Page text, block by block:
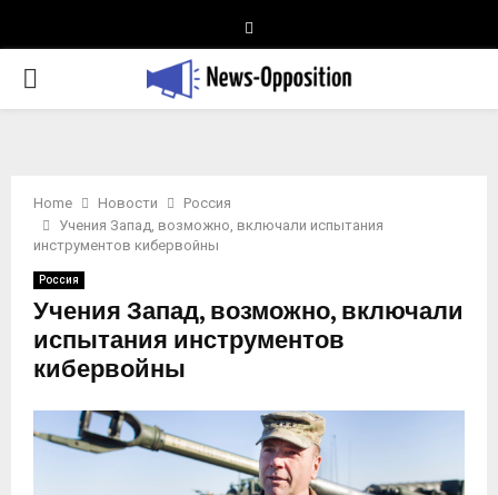
PRIMARY
Home Новости
Россия
Учения Запад, возможно, включали испытания
инструментов кибервойны
Россия
Учения Запад, возможно, включали
испытания инструментов
кибервойны